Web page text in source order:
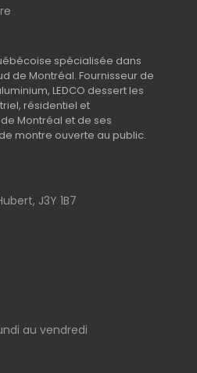
spécialisée dans
de Montréal. Fournisseur de
LEDCO dessert les
résidentiel et
Montréal et de ses
montre ouverte au public.
J3Y 1B7
au vendredi